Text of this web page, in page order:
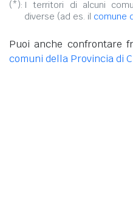
(*): I territori di alcuni
diverse (ad es. il comune
Puoi anche confrontare
comuni della Provincia di